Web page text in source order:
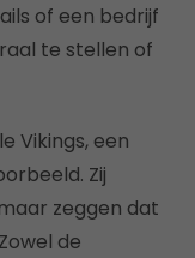
of een bedrijf
te stellen of
Vikings, een
Zij
zeggen dat
de